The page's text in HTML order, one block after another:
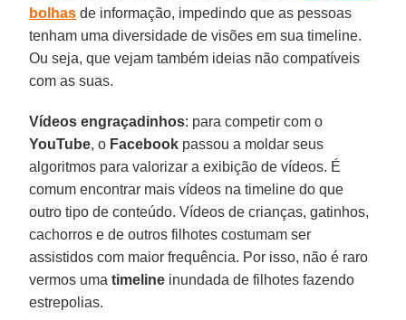
bolhas de informação, impedindo que as pessoas
tenham uma diversidade de visões em sua timeline.
Ou seja, que vejam também ideias não compatíveis
com as suas.
Vídeos engraçadinhos: para competir com o
YouTube, o Facebook passou a moldar seus
algoritmos para valorizar a exibição de vídeos. É
comum encontrar mais vídeos na timeline do que
outro tipo de conteúdo. Vídeos de crianças, gatinhos,
cachorros e de outros filhotes costumam ser
assistidos com maior frequência. Por isso, não é raro
vermos umatimeline inundada de filhotes fazendo
estrepolias.